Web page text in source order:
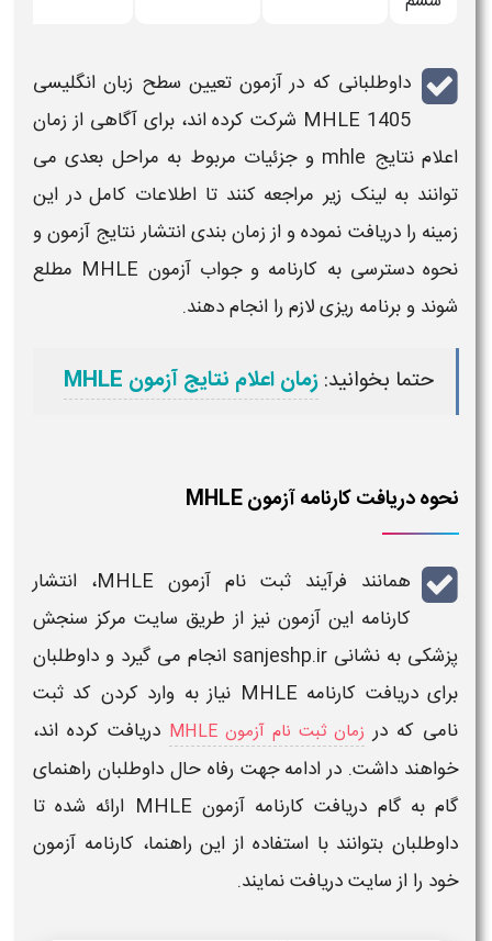
داوطلبانی که در آزمونتعیین سطح زبان انگلیسی
MHLE 1405 شرکت کرده‌ اند، برای آگاهی از زمان
اعلام نتایج mhle
و جزئیات مربوط به مراحل بعدی می‌
توانند به لینک زیر مراجعه کنند تا اطلاعات کامل در این
زمینه را دریافت نموده و اززمان‌ بندیانتشارنتایج آزمونو
نحوه دسترسی به کارنامه و جواب آزمون MHLE
مطلع
شوند و برنامه‌ ریزی لازم را انجام دهند.
حتما بخوانید:زمان اعلام نتایج آزمون MHLE
نحوه دریافت کارنامه آزمون MHLE
همانند فرآیند ثبت نام آزمون MHLE
، انتشار
کارنامهاینآزموننیز از طریق سایت مرکز سنجش
پزشکی به نشانی sanjeshp.ir انجام می گیرد و داوطلبان
برایدریافت کارنامه MHLE
نیاز به وارد کردن کد ثبت
نامی که در زمان ثبت نام آزمون MHLE دریافت کرده اند،
خواهند داشت. در ادامه جهت رفاه حال داوطلبان راهنمای
گام به گام دریافت کارنامه آزمون MHLE
ارائه شده تا
داوطلبان بتوانند با استفاده از این راهنما، کارنامه آزمون
خود را از سایتدریافتنمایند.